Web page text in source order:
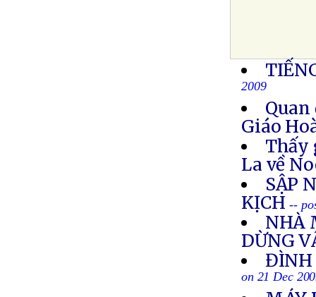
2009
Giáo
Thấy
La về
SẬP
KỊCH --
NHÀ
DỪNG
ĐÌNH
on 21 Dec